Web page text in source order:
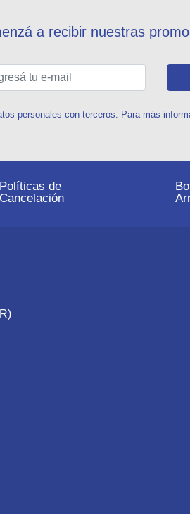
a recibir nuestras
personales con terceros. Para más
Políticas de
Cancelación